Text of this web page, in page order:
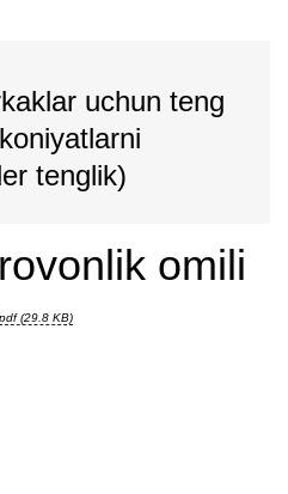
uchun teng
tenglik)
omili
pdf (29.8 KB)